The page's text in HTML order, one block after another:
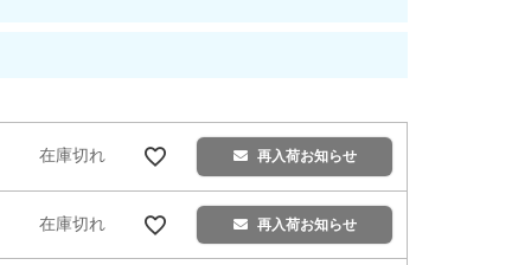
在庫切れ 再入荷お知らせ
在庫切れ 再入荷お知らせ